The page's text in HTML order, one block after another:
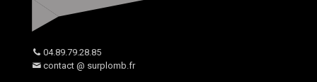
04.89.79.28.85
contact @ surplomb.fr